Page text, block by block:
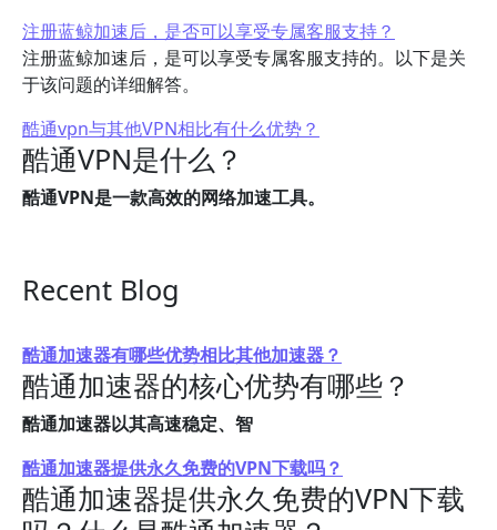
注册蓝鲸加速后，是否可以享受专属客服支持？
注册蓝鲸加速后，是可以享受专属客服支持的。以下是关
于该问题的详细解答。
酷通vpn与其他VPN相比有什么优势？
酷通VPN是什么？
酷通VPN是一款高效的网络加速工具。
Recent Blog
酷通加速器有哪些优势相比其他加速器？
酷通加速器的核心优势有哪些？
酷通加速器以其高速稳定、智
酷通加速器提供永久免费的VPN下载吗？
酷通加速器提供永久免费的VPN下载